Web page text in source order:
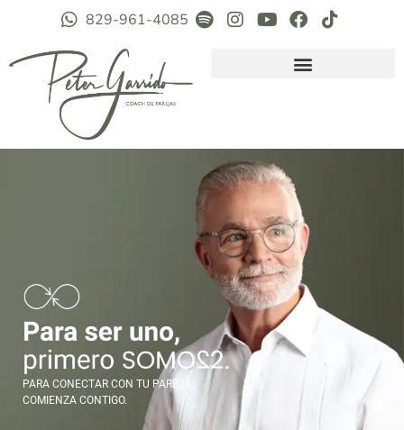
829-961-4085
PARA CONECTAR CON TU PAREJA,
COMIENZA CONTIGO.